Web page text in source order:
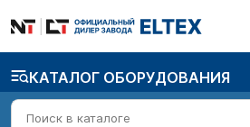
КАТАЛОГ ОБОРУДОВАНИЯ